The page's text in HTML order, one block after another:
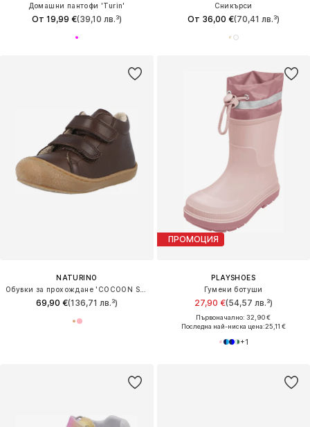
Домашни пантофи 'Turin'
От 19,99 €(39,10 лв.³)
Сникърси
От 36,00 €(70,41 лв.³)
NATURINO
69,90 €(136,71 лв.³)
ПРОМОЦИЯ
PLAYSHOES
Гумени ботуши
27,90 €(54,57 лв.³)
Първоначално: 32,90 €
Последна най-ниска цена:25,11 €
+1